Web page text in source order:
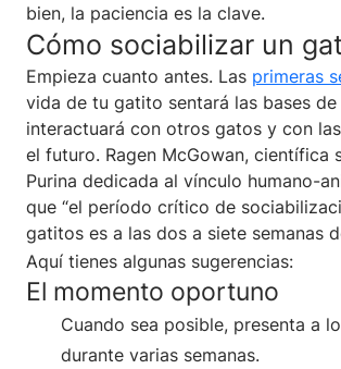
bien, la paciencia es la clave.
Cómo sociabilizar un
Empieza cuanto antes. Las primeras
vida de tu gatito sentará las bases
interactuará con otros gatos y con
el futuro. Ragen McGowan, científica
Purina dedicada al vínculo humano-
que “el período crítico de
gatitos es a las dos a siete semanas
Aquí tienes algunas sugerencias:
El momento oportuno
Cuando sea posible, presenta a
durante varias semanas.